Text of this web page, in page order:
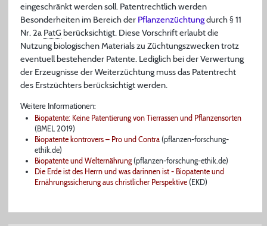
eingeschränkt werden soll. Patentrechtlich werden
Besonderheiten im Bereich der Pflanzenzüchtungdurch § 11
Nr. 2a PatGberücksichtigt. Diese Vorschrift erlaubt die
Nutzung biologischen Materials zu Züchtungszwecken trotz
eventuell bestehender Patente. Lediglich bei der Verwertung
der Erzeugnisse der Weiterzüchtung muss das Patentrecht
des Erstzüchters berücksichtigt werden.
Weitere Informationen:
Biopatente: Keine Patentierung von Tierrassen und Pflanzensorten
(BMEL 2019)
Biopatente kontrovers – Pro und Contra (pflanzen-forschung-
ethik.de)
Biopatente und Welternährung (pflanzen-forschung-ethik.de)
Die Erde ist des Herrn und was darinnen ist - Biopatente und
Ernährungssicherung aus christlicher Perspektive (EKD)